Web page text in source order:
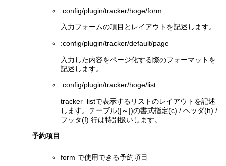
:config/plugin/tracker/hoge/form
入力フォームの項目とレイアウトを記述します。
:config/plugin/tracker/default/page
入力した内容をページ化する際のフォーマットを
記述します。
:config/plugin/tracker/hoge/list
tracker_listで表示するリストのレイアウトを記述
します。テーブル(|～|)の書式指定(c) / ヘッダ(h) /
フッタ(f) 行は特別扱いします。
予約項目
form で使用できる予約項目